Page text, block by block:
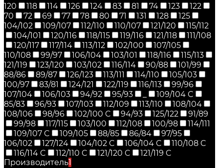
120
118 114 126 124 83 81 74 123
122
70
72 69 77 78 80 71 131 128
125
104/102
109/107 112/110 110/107 121/120
115/112
104/101
120/116 118/115 119/116 121/118
111/108
120/117
117/114 113/112 102/100
107/105
110/108
99/97 106/104 103/101 118/116
115/113
121/119
123/120 103/102 116/114 90/88
101/99
88/86
89/87 126/123 113/111 114/110
105/103
100/97
83/81 124/121 122/119 116/113
99/96
107/104
106/103 94/92 95/93
109/104 C
85/83
96/93 107/103 112/109 113/110
108/104
108/106
98/96 102/100 C 94/93 125/122
91/89
99/98
117/115 103/100 112/108 100/98
114/111
109/107 C
109/105 88/85 86/84
97/95
106/102
127/124 104/102 C 106/104 C
110/108 C
116/114 C
112/110 C 121/120 C
121/119 C
Производитель1